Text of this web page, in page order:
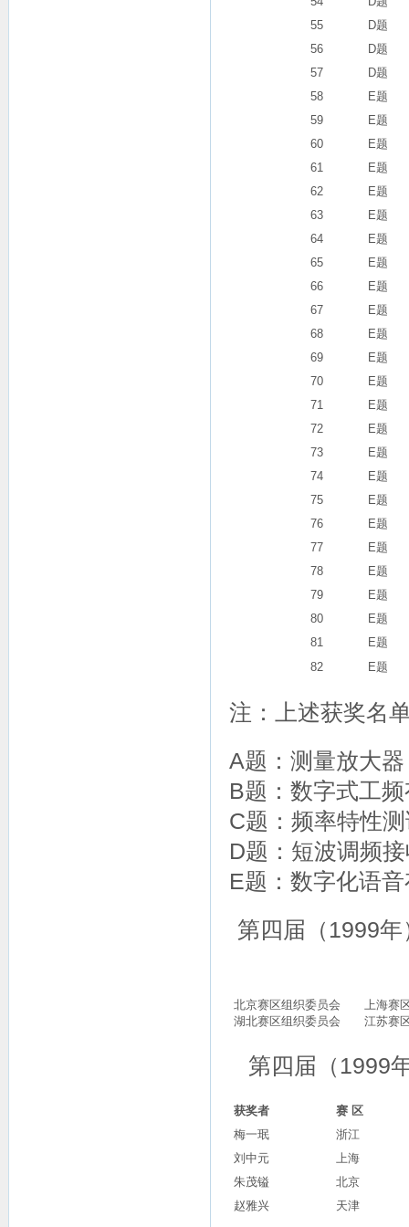
55
D题
56
D题
57
D题
58
E题
59
E题
60
E题
61
E题
62
E题
63
E题
64
E题
65
E题
66
E题
67
E题
68
E题
69
E题
70
E题
71
E题
72
E题
73
E题
74
E题
75
E题
76
E题
77
E题
78
E题
79
E题
80
E题
81
E题
82
E题
注：上述获奖名
A题：测量放大
B题：数字式工
C题：频率特性
D题：短波调频
E题：数字化语
第四届（ 1999年
北京赛区组织委员会 上海赛
湖北赛区组织委员会 江苏赛
第四届（1999
获奖者
赛 区
梅一珉
浙江
刘中元
上海
朱茂镒
北京
赵雅兴
天津